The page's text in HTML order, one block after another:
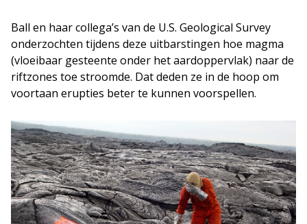
Ball en haar collega’s van de U.S. Geological Survey
onderzochten tijdens deze uitbarstingen hoe magma
(vloeibaar gesteente onder het aardoppervlak) naar de
riftzones toe stroomde. Dat deden ze in de hoop om
voortaan erupties beter te kunnen voorspellen.